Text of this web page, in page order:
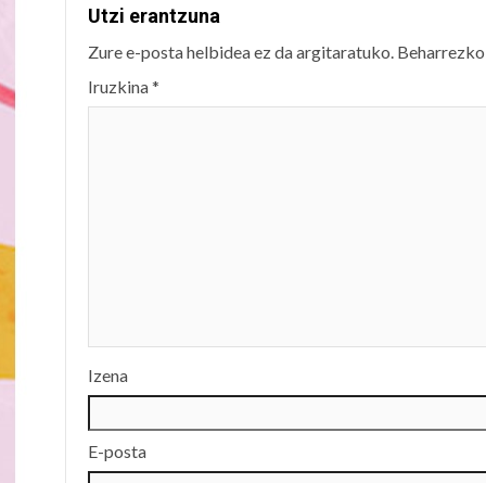
Utzi erantzuna
Zure e-posta helbidea ez da argitaratuko.
Iruzkina*
Izena
E-posta